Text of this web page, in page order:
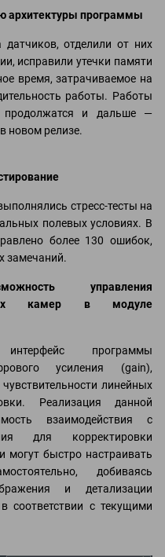
архитектуры программы
отделили от них
исправили утечки памяти
время, затрачиваемое на
работы. Работы
продолжатся и дальше —
новом релизе.
стресс-тесты на
полевых условиях. В
более 130 ошибок,
замечаний.
управления
камер в модуле
программы
усиления (gain),
линейных
Реализация данной
взаимодействия с
для корректировки
могут быстро настраивать
добиваясь
и детализации
соответствии с текущими